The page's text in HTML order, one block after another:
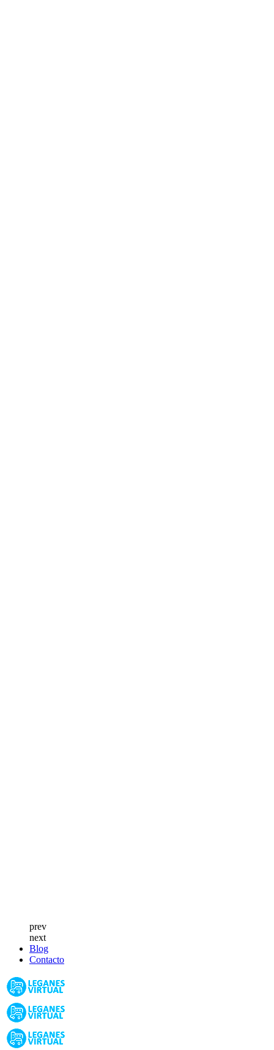
prev
next
Blog
Contacto